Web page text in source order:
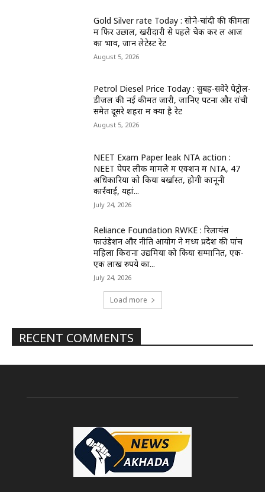
Gold Silver rate Today : सोने-चांदी की कीमतों
में फिर उछाल, खरीदारी से पहले चेक कर लें आज
का भाव, जानें लेटेस्ट रेट
August 5, 2026
Petrol Diesel Price Today : सुबह-सवेरे पेट्रोल-
डीजल की नई कीमतें जारी, जानिए पटना और रांची
समेत दूसरे शहरों में क्या है रेट
August 5, 2026
NEET Exam Paper leak NTA action :
NEET पेपर लीक मामले में एक्शन में NTA, 47
अधिकारियों को किया बर्खास्त, होगी कानूनी
कार्रवाई, यहां...
July 24, 2026
Reliance Foundation RWKE : रिलायंस
फाउंडेशन और नीति आयोग ने मध्य प्रदेश की पांच
महिला किराना उद्यमियों को किया सम्मानित, एक-
एक लाख रुपये का...
July 24, 2026
Load more
RECENT COMMENTS